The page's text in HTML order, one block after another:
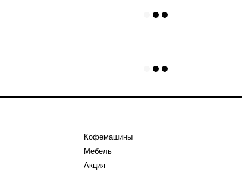
Кофемашины
Мебель
Акция